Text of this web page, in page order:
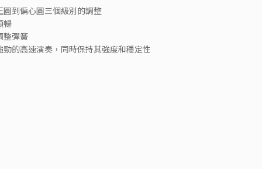
到偏心圓三個級別的調整
暢
整彈簧
的高速演奏，同時保持其強度和穩定性